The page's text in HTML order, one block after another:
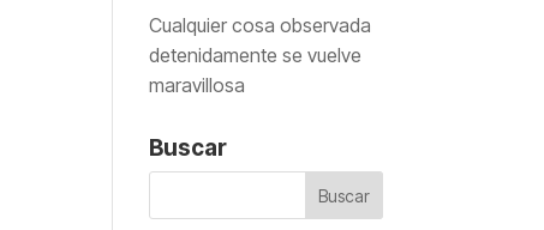
Cualquier cosa observada
detenidamente se vuelve
maravillosa
Buscar